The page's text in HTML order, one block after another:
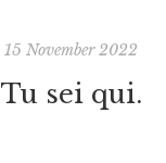
15 November 2022
Tu sei qui.